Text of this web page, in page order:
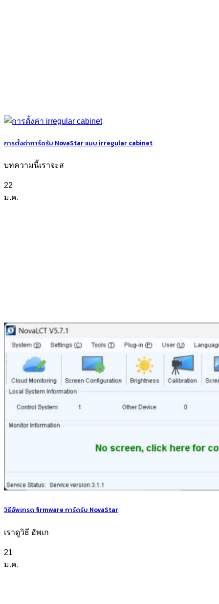
การตั้งค่าการ์ดรับ NovaStar แบบ irregular cabinet
บทความนี้เราจะส
22
ม.ค.
วิธีอัพเกรด firmware การ์ดรับ NovaStar
เราดูวิธี อัพเก
21
ม.ค.